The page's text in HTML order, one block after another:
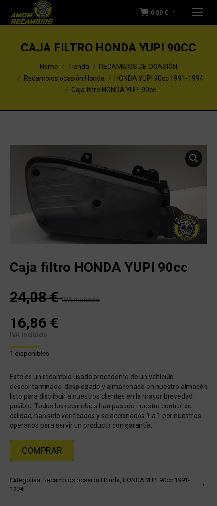
0,00 € 0
CAJA FILTRO HONDA YUPI 90CC
You are here:Home Tienda
RECAMBIOS DE OCASIÓN
Recambios ocasión Honda
HONDA YUPI 90cc 1991-1994
Caja filtro HONDA YUPI 90cc
Caja filtro HONDA YUPI 90cc
24,08€ IVA incluido
16,86 €
IVA incluido
1 disponibles
Este es un recambio usado procedente de un vehículo
descontaminado, despiezado y almacenado en nuestro almacén
listo para distribuir a nuestros clientes en la mayor brevedad
posible. Todos los recambios han pasado nuestro control de
calidad, han sido verificados y seleccionados 1 a 1 por nuestros
operarios para servir un producto con garantía.
COMPRAR
Categorías: Recambios ocasión Honda, HONDA YUPI 90cc 1991-
1994